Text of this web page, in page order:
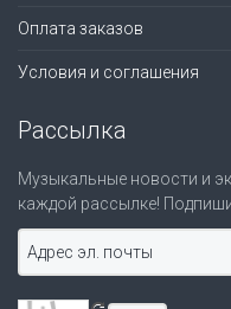
Оплата заказов
Условия и соглашения
Рассылка
Музыкальные новости и
каждой рассылке!